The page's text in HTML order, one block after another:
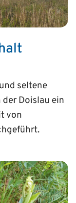
seltene
Doislau ein
von